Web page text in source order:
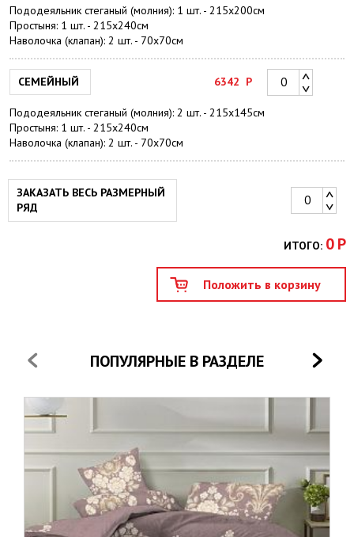
Пододеяльник стеганый (молния): 1 шт. - 215x200см
Простыня: 1 шт. - 215х240см
Наволочка (клапан): 2 шт. - 70х70см
СЕМЕЙНЫЙ 6342 Р
Пододеяльник стеганый (молния): 2 шт. - 215х145см
Простыня: 1 шт. - 215х240см
Наволочка (клапан): 2 шт. - 70х70см
ЗАКАЗАТЬ ВЕСЬ РАЗМЕРНЫЙ
РЯД
ИТОГО: 0Р
ПОПУЛЯРНЫЕ В РАЗДЕЛЕ